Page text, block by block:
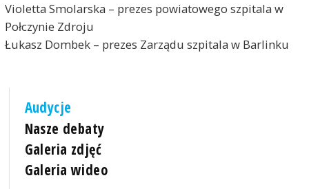
Violetta Smolarska – prezes powiatowego szpitala w
Połczynie Zdroju
Łukasz Dombek – prezes Zarządu szpitala w Barlinku
Audycje
Nasze debaty
Galeria zdjęć
Galeria wideo